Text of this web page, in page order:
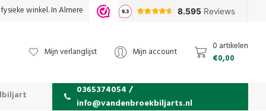
winkel. In Almere
Mijn verlanglijst Mijn account
0 artikelen
€0,00
0365374054 /
info@vandenbroekbiljarts.nl